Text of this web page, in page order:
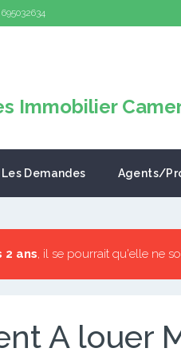
695032634
Les Demandes Agents/
2 ans, il se pourrait qu'elle ne
A louer